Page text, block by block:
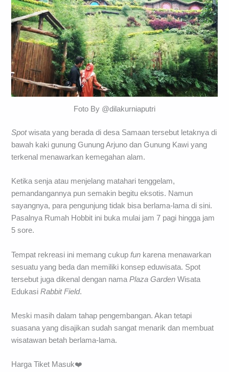
Foto By @dilakurniaputri
Spotwisata yang berada di desa Samaan tersebut letaknya di
bawah kaki gunung Gunung Arjuno dan Gunung Kawi yang
terkenal menawarkan kemegahan alam.
Ketika senja atau menjelang matahari tenggelam,
pemandangannya pun semakin begitu eksotis. Namun
sayangnya, para pengunjung tidak bisa berlama-lama di sini.
Pasalnya Rumah Hobbit ini buka mulai jam 7 pagi hingga jam
5 sore.
Tempat rekreasi ini memang cukupfun karena menawarkan
sesuatu yang beda dan memiliki konsep eduwisata. Spot
tersebut juga dikenal dengan namaPlaza Garden Wisata
EdukasiRabbit Field.
Meski masih dalam tahap pengembangan. Akan tetapi
suasana yang disajikan sudah sangat menarik dan membuat
wisatawan betah berlama-lama.
Harga Tiket Masuk❤️